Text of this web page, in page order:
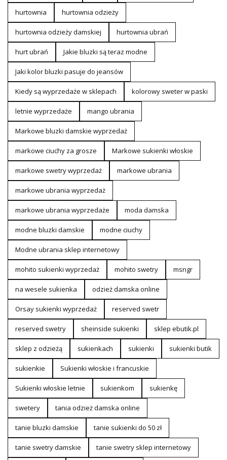
hurtownia hurtownia odzieży
hurtownia odzieży damskiej hurtownia ubrań
hurt ubrań Jakie bluzki są teraz modne
Jaki kolor bluzki pasuje do jeansów
Kiedy są wyprzedaże w sklepach kolorowy sweter w paski
letnie wyprzedaże mango ubrania
Markowe bluzki damskie wyprzedaż
markowe ciuchy za grosze Markowe sukienki włoskie
markowe swetry wyprzedaż markowe ubrania
markowe ubrania wyprzedaż
markowe ubrania wyprzedaże moda damska
modne bluzki damskie modne ciuchy
Modne ubrania sklep internetowy
mohito sukienki wyprzedaż mohito swetry msngr
na wesele sukienka odzież damska online
Orsay sukienki wyprzedaż reserved swetr
reserved swetry sheinside sukienki sklep ebutik.pl
sklep z odzieżą sukienkach sukienki sukienki butik
sukienkie Sukienki włoskie i francuskie
Sukienki włoskie letnie sukienkom sukienkę
swetery tania odzież damska online
tanie bluzki damskie tanie sukienki do 50 zł
tanie swetry damskie tanie swetry sklep internetowy